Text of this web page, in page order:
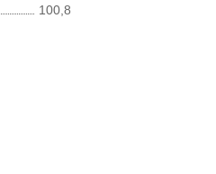
100,8